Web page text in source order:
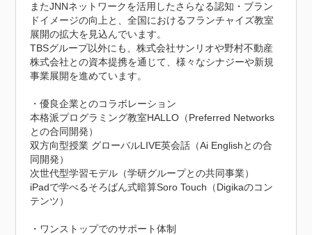
またJNNネットワークを活用したさらなる認知・ブラン
ドイメージの向上と、全国におけるフランチャイズ教室
展開の拡大を見込んでいます。
TBSグループ以外にも、株式会社サンリオや野村不動産
株式会社との資本提携を通じて、様々なシナジーや新規
事業展開を進めています。
・優良企業とのコラボレーション
本格派プログラミング教室HALLO（Preferred Networks
との合同開発）
双方向型授業 グローバルLIVE英会話（Ai Englishとの合
同開発）
次世代型学習モデル（学研グループとの共同事業）
iPadで学べるそろばん式暗算Soro Touch（Digikaのコン
テンツ）
・ワンストップでのサポート体制